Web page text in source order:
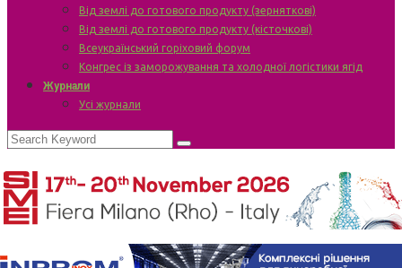
Від землі до готового продукту (зерняткові)
Від землі до готового продукту (кісточкові)
Всеукраїнський горіховий форум
Конгрес із заморожування та холодної логістики ягід
Журнали
Усі журнали